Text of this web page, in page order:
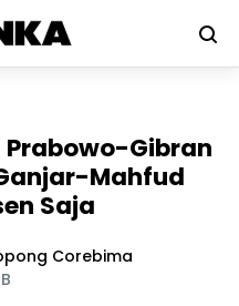
Prabowo-Gibran
Mahfud
Saja
Corebima